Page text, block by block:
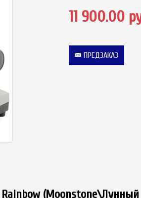
11 900.00
ПРЕДЗАКАЗ
Rainbow